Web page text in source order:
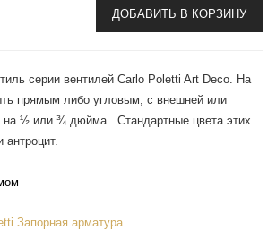
ДОБАВИТЬ В КОРЗИНУ
серии вентилей Carlo Poletti Art Deco. На
прямым либо угловым, с внешней или
на ½ или ¾ дюйма. Стандартные цвета этих
антроцит.
Запорная арматура